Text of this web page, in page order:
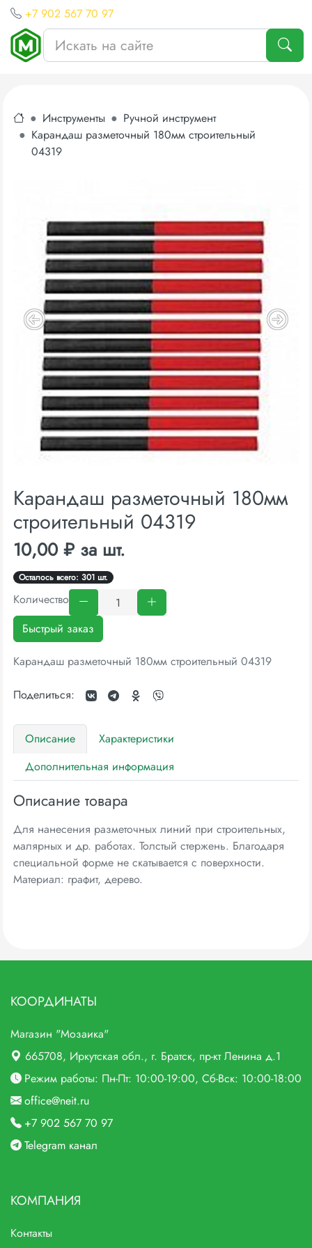
+7 902 567 70 97
Инструменты
Ручной инструмент
Карандаш разметочный 180мм строительный
04319
Карандаш разметочный 180мм
строительный 04319
10,00 ₽ за шт.
Осталось всего: 301 шт.
Количество
Быстрый заказ
Карандаш разметочный 180мм строительный 04319
Поделиться:
Описание
Характеристики
Дополнительная информация
Описание товара
Для нанесения разметочных линий при строительных,
малярных и др. работах. Толстый стержень. Благодаря
специальной форме не скатывается с поверхности.
Материал: графит, дерево.
КООРДИНАТЫ
Магазин "Мозаика"
665708, Иркутская обл., г. Братск, пр-кт Ленина д.1
Режим работы: Пн-Пт: 10:00-19:00, Сб-Вск: 10:00-18:00
office@neit.ru
+7 902 567 70 97
Telegram канал
КОМПАНИЯ
Контакты